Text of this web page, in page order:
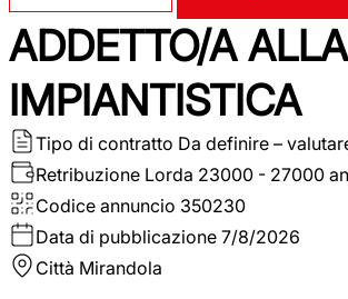
ADDETTO/A
IMPIANTISTICA
Tipo di contratto Da definire –
Retribuzione Lorda 23000 - 27000
Codice annuncio 350230
Data di pubblicazione 7/8/2026
Città Mirandola